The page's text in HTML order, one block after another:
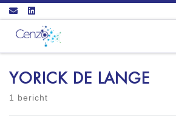
Ga naar inhoud
YORICK DE LANGE
1 bericht